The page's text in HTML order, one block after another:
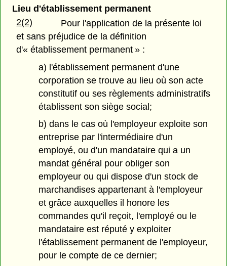
Lieu d'établissement permanent
2(2)
Pour l'application de la présente loi
et sans préjudice de la définition
d'« établissement permanent » :
a) l'établissement permanent d'une
corporation se trouve au lieu où son acte
constitutif ou ses règlements administratifs
établissent son siège social;
b) dans le cas où l'employeur exploite son
entreprise par l'intermédiaire d'un
employé, ou d'un mandataire qui a un
mandat général pour obliger son
employeur ou qui dispose d'un stock de
marchandises appartenant à l'employeur
et grâce auxquelles il honore les
commandes qu'il reçoit, l'employé ou le
mandataire est réputé y exploiter
l'établissement permanent de l'employeur,
pour le compte de ce dernier;